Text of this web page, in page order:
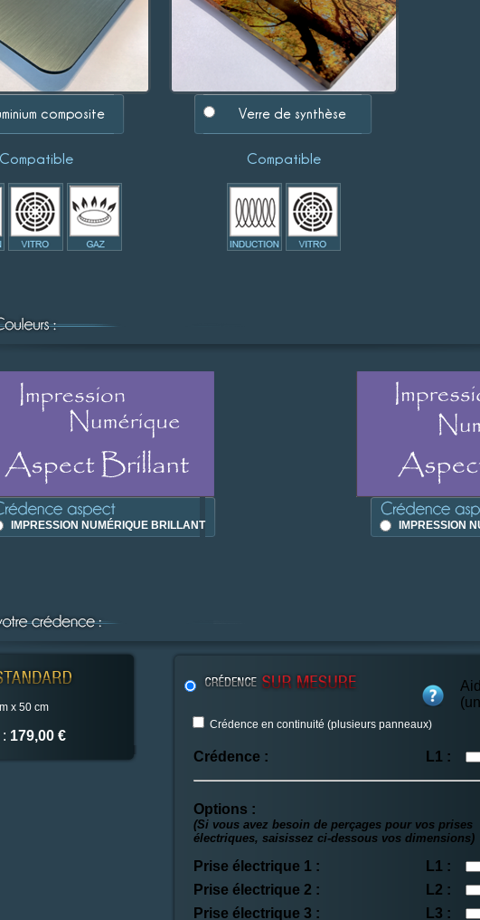
composite
Compatible
Verre de synthèse
Compatible
IMPRESSION NUMÉRIQUE BRILLANT IMPRESSION
x 50 cm
179,00 €
Crédence en continuité (plusieurs panneaux)
Crédence : L1 :
Options :
(Si vous avez besoin de perçages pour vos prises
électriques, saisissez ci-dessous vos dimensions)
Prise électrique 1 :
L1 :
Prise électrique 2 :
L2 :
Prise électrique 3 :
L3 :